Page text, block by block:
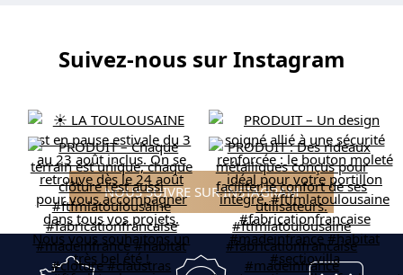
Suivez-nous sur Instagram
NOUS SUIVRE SUR INSTAGRAM